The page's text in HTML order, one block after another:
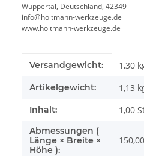
Wuppertal, Deutschland, 42349
info@holtmann-werkzeuge.de
www.holtmann-werkzeuge.de
Produkteigenschaft
Wert
Versandgewicht: 1,30
Artikelgewicht: 1,13
Inhalt: 1,00
Abmessungen (
Länge × Breite ×
Höhe ):